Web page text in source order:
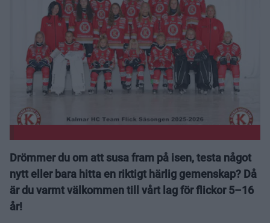
Drömmer du om att susa fram på isen, testa något
nytt eller bara hitta en riktigt härlig gemenskap? Då
är du varmt välkommen till vårt lag för flickor 5–16
år!